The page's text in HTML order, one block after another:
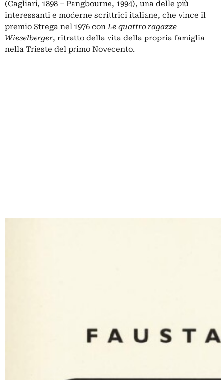
(Cagliari, 1898 ‒ Pangbourne, 1994), una delle più
interessanti e moderne scrittrici italiane, che vince il
premio Strega nel 1976 conLe quattro ragazze
Wieselberger, ritratto della vita della propria famiglia
nella Trieste del primo Novecento.